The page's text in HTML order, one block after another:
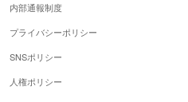
内部通報制度
プライバシーポリシー
SNSポリシー
人権ポリシー